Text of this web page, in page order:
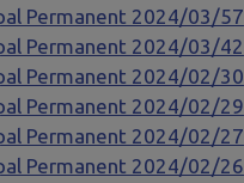
Permanent 2024/03/57
Permanent 2024/03/42
Permanent 2024/02/30
Permanent 2024/02/29
Permanent 2024/02/27
Permanent 2024/02/26